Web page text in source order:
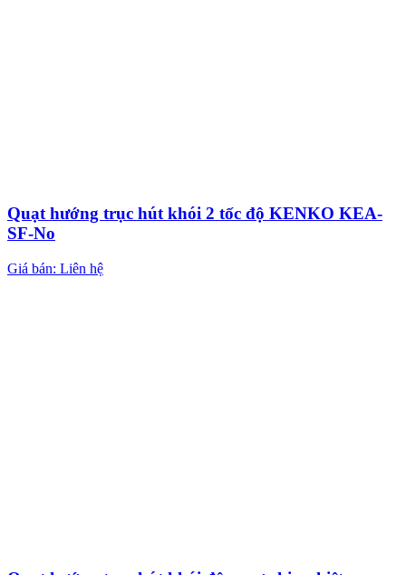
Quạt hướng trục hút khói 2 tốc độ KENKO KEA-
SF-No
Giá bán: Liên hệ